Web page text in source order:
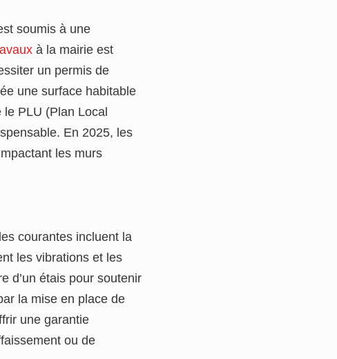
soumis à une
à la mairie est
un permis de
une surface habitable
le PLU (Plan Local
En 2025, les
les murs
courantes incluent la
les vibrations et les
d’un étais pour soutenir
la mise en place de
une garantie
ou de